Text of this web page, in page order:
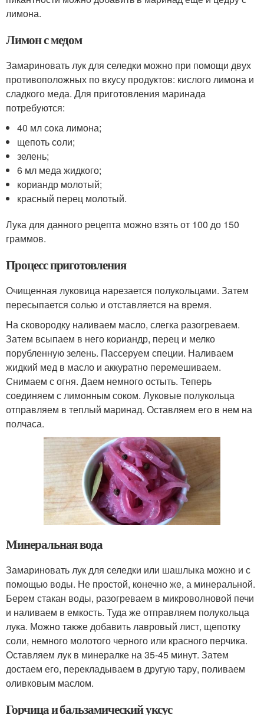
лимона.
Лимон с медом
Замариновать лук для селедки можно при помощи двух
противоположных по вкусу продуктов: кислого лимона и
сладкого меда. Для приготовления маринада
потребуются:
40 мл сока лимона;
щепоть соли;
зелень;
6 мл меда жидкого;
кориандр молотый;
красный перец молотый.
Лука для данного рецепта можно взять от 100 до 150
граммов.
Процесс приготовления
Очищенная луковица нарезается полукольцами. Затем
пересыпается солью и отставляется на время.
На сковородку наливаем масло, слегка разогреваем.
Затем всыпаем в него кориандр, перец и мелко
порубленную зелень. Пассеруем специи. Наливаем
жидкий мед в масло и аккуратно перемешиваем.
Снимаем с огня. Даем немного остыть. Теперь
соединяем с лимонным соком. Луковые полукольца
отправляем в теплый маринад. Оставляем его в нем на
полчаса.
Минеральная вода
Замариновать лук для селедки или шашлыка можно и с
помощью воды. Не простой, конечно же, а минеральной.
Берем стакан воды, разогреваем в микроволновой печи
и наливаем в емкость. Туда же отправляем полукольца
лука. Можно также добавить лавровый лист, щепотку
соли, немного молотого черного или красного перчика.
Оставляем лук в минералке на 35-45 минут. Затем
достаем его, перекладываем в другую тару, поливаем
оливковым маслом.
Горчица и бальзамический уксус